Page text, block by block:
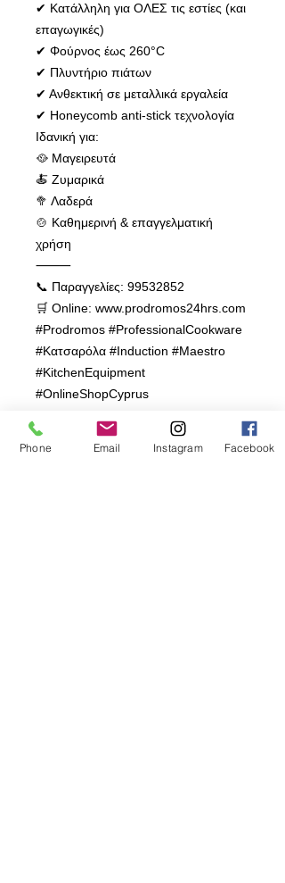
✔ Κατάλληλη για ΟΛΕΣ τις εστίες (και
επαγωγικές)
✔ Φούρνος έως 260°C
✔ Πλυντήριο πιάτων
✔ Ανθεκτική σε μεταλλικά εργαλεία
✔ Honeycomb anti-stick τεχνολογία
Ιδανική για:
🥘 Μαγειρευτά
🍝 Ζυμαρικά
🥦 Λαδερά
🍲 Καθημερινή & επαγγελματική
χρήση
⸻
📞 Παραγγελίες: 99532852
🛒 Online: www.prodromos24hrs.com
#Prodromos #ProfessionalCookware
#Κατσαρόλα #Induction #Maestro
#KitchenEquipment
#OnlineShopCyprus
❤️ ΟΛΑ ΤΗΣ ΚΟΥΖΙΝΑΣ ΤΑ ΚΑΛΑ ΚΑΙ
Phone Email Instagram Facebook